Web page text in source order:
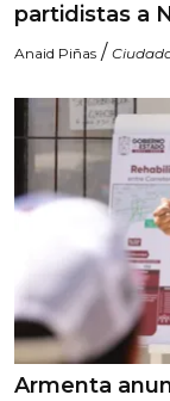
partidistas a
Anaid Piñas /
Armenta